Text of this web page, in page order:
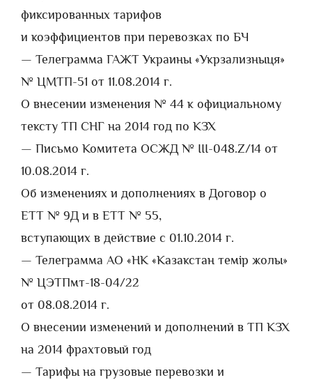
фиксированных тарифов
и коэффициентов при перевозках по БЧ
— Телеграмма ГАЖТ Украины «Укрзализныця»
№ ЦМТП-51 от 11.08.2014 г.
О внесении изменения № 44 к официальному
тексту ТП СНГ на 2014 год по КЗХ
— Письмо Комитета ОСЖД № III-048.Z/14 от
10.08.2014 г.
Об изменениях и дополнениях в Договор о
ЕТТ № 9Д и в ЕТТ № 55,
вступающих в действие с 01.10.2014 г.
— Телеграмма АО «НК «Казакстан темiр жолы»
№ ЦЭТПмт-18-04/22
от 08.08.2014 г.
О внесении изменений и дополнений в ТП КЗХ
на 2014 фрахтовый год
— Тарифы на грузовые перевозки и